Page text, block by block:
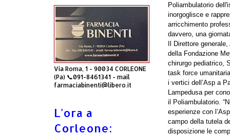
Poliambulatorio
inorgoglisce e
arricchimento
davvero, una
Il Direttore
della Fondazione
chirurgo pediatrico,
task force
i vertici dell’Asp a
Lampedusa per
il Poliambulatorio.
esperienze con
campo della tutela
disposizione le
Via Roma, 1 - 90034 CORLEONE
(Pa) 📞091-8461341 - mail
farmaciabinenti@libero.it
L'ora a
Corleone: